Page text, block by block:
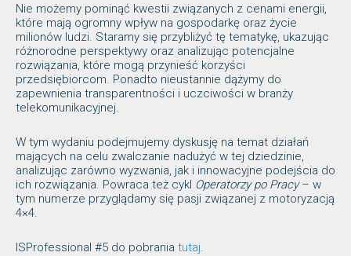
Nie możemy pominąć kwestii związanych z cenami energii,
które mają ogromny wpływ na gospodarkę oraz życie
milionów ludzi. Staramy się przybliżyć tę tematykę, ukazując
różnorodne perspektywy oraz analizując potencjalne
rozwiązania, które mogą przynieść korzyści
przedsiębiorcom. Ponadto nieustannie dążymy do
zapewnienia transparentności i uczciwości w branży
telekomunikacyjnej.
W tym wydaniu podejmujemy dyskusję na temat działań
mających na celu zwalczanie nadużyć w tej dziedzinie,
analizując zarówno wyzwania, jak i innowacyjne podejścia do
ich rozwiązania. Powraca też cykl Operatorzy po Pracy– w
tym numerze przyglądamy się pasji związanej z motoryzacją
4×4.
ISProfessional #5 do pobrania tutaj.